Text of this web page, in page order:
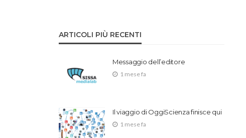
ARTICOLI PIÙ RECENTI
Messaggio dell’editore
1 mese fa
Il viaggio di OggiScienza finisce qui
1 mese fa